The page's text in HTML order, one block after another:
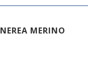
NEREA MERINO